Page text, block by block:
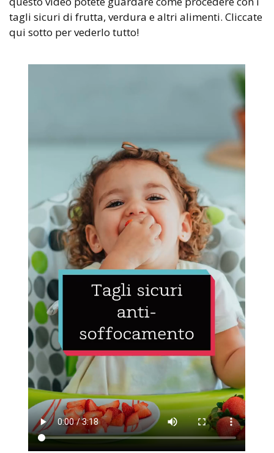
tagli sicuri di frutta, verdura e altri alimenti. Cliccate
qui sotto per vederlo tutto!